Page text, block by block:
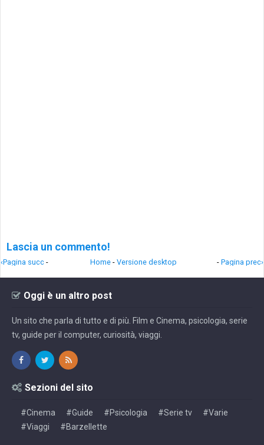
Lascia un commento!
‹Pagina succ - - Pagina prec›
Home - Versione desktop
Oggi è un altro post
Un sito che parla di tutto e di più. Film e Cinema, psicologia, serie
tv, guide per il computer, curiosità, viaggi.
Sezioni del sito
#Cinema #Guide #Psicologia #Serie tv
#Varie
#Viaggi
#Barzellette